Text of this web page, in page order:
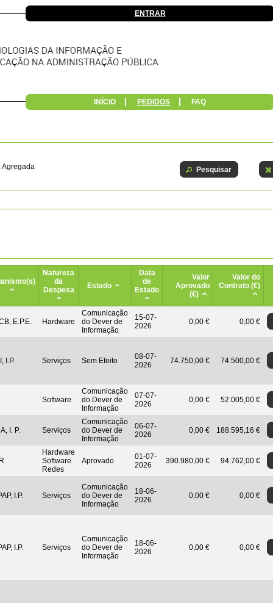
ENTRAR
INÍCIO PEDIDOS FAQ
Agregada Pesquisar
Natureza
da
Despesa
Estado
Data
de
Estado
Valor
Aprovado
(€)
Valor do
Contrato (€)
E.P.E. Hardware
Comunicação
do Dever de
Informação
15-07-
2026
0,00 € 0,00 €
I.P. Serviços Sem Efeito
08-07-
2026
74.750,00 € 74.500,00 €
Software
Comunicação
do Dever de
Informação
07-07-
2026
0,00 € 52.005,00 €
I. P. Serviços
Comunicação
do Dever de
Informação
06-07-
2026
0,00 € 188.595,16 €
Hardware
Software
Redes
Aprovado
01-07-
2026
390.980,00 € 94.762,00 €
I.P. Serviços
Comunicação
do Dever de
Informação
18-06-
2026
0,00 € 0,00 €
I.P. Serviços
Comunicação
do Dever de
Informação
18-06-
2026
0,00 € 0,00 €